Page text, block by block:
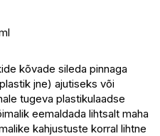
kõvade sileda pinnaga
jne) ajutiseks või
tugeva plastikulaadse
eemaldada lihtsalt maha
kahjustuste korral lihtne